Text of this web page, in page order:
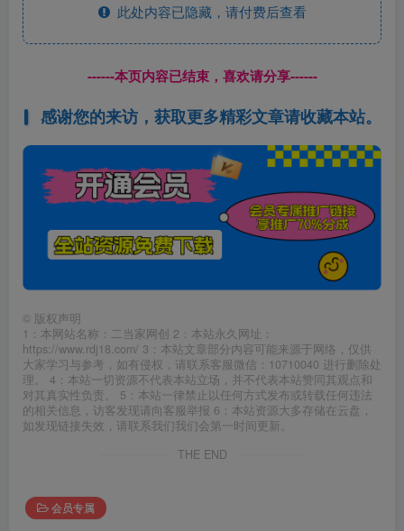
此处内容已隐藏，请付费后查看
------本页内容已结束，喜欢请分享------
感谢您的来访，获取更多精彩文章请收藏本站。
© 版权声明
1：本网站名称：二当家网创 2：本站永久网址：
https://www.rdj18.com/ 3：本站文章部分内容可能来源于网络，仅供
大家学习与参考，如有侵权，请联系客服微信：10710040 进行删除处
理。 4：本站一切资源不代表本站立场，并不代表本站赞同其观点和
对其真实性负责。 5：本站一律禁止以任何方式发布或转载任何违法
的相关信息，访客发现请向客服举报 6：本站资源大多存储在云盘，
如发现链接失效，请联系我们我们会第一时间更新。
THE END
会员专属